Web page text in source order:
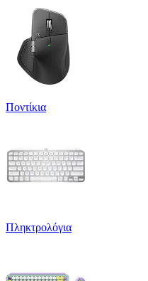
Ποντίκια
Πληκτρολόγια